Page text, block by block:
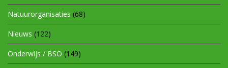
Natuurorganisaties (68)
Nieuws (122)
Onderwijs / BSO (149)